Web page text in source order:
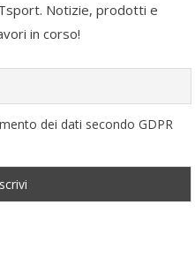
Notizie, prodotti e
in corso!
dei dati secondo GDPR